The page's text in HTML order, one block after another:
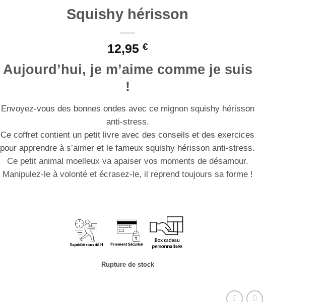
Squishy hérisson
12,95 €
Aujourd’hui, je m’aime comme je suis
!
Envoyez-vous des bonnes ondes avec ce mignon squishy hérisson
anti-stress.
Ce coffret contient un petit livre avec des conseils et des exercices
pour apprendre à s’aimer et le fameux squishy hérisson anti-stress.
Ce petit animal moelleux va apaiser vos moments de désamour.
Manipulez-le à volonté et écrasez-le, il reprend toujours sa forme !
Rupture de stock